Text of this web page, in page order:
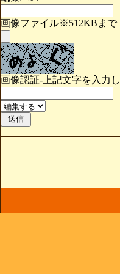
画像ファイル※512KBまで
画像認証-上記文字を入力